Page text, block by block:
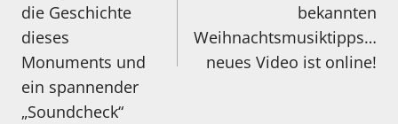
die Geschichte
dieses
Monuments und
ein spannender
„Soundcheck“
bekannten
Weihnachtsmusiktipps…
neues Video ist online!